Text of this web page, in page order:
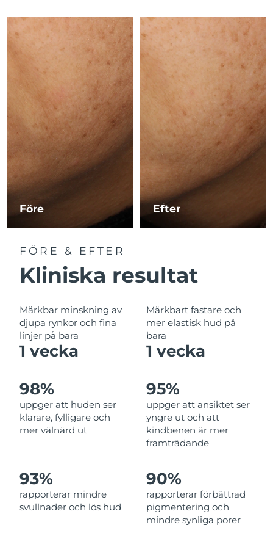
Före Efter
FÖRE & EFTER
Kliniska resultat
Märkbar minskning av
djupa rynkor och fina
linjer på bara
1 vecka
Märkbart fastare och
mer elastisk hud på
bara
1 vecka
98%
uppger att huden ser
klarare, fylligare och
mer välnärd ut
95%
uppger att ansiktet ser
yngre ut och att
kindbenen är mer
framträdande
93%
rapporterar mindre
svullnader och lös hud
90%
rapporterar förbättrad
pigmentering och
mindre synliga porer
Macao SAR Förväntad leverans8/10/26
Malaysia Förväntad leverans 8/11/26
Malta Förväntad leverans 8/8/26
Mexiko Förväntad leverans8/12/26
Monaco Förväntad leverans 8/9/26
Nederländerna Förväntad leverans8/8/26
Nya Zeeland Förväntad leverans
Norge Förväntad leverans8/8/26
Oman
Filippinerna Förväntad leverans
Polen Förväntad leverans8/9/26
Portugal Förväntad leverans
Qatar Förväntad leverans 8/9/26
Réunion Förväntad leverans8/13/26
Ryssland Förväntad leverans
Förväntad leverans